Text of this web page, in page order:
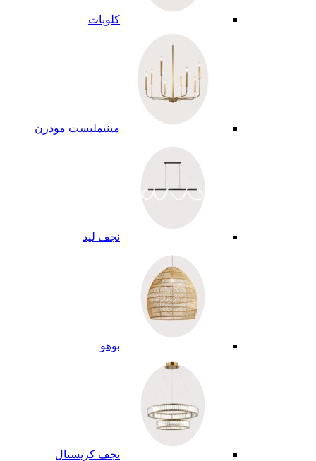
كلوبات
مينيمليست مودرن
نجف ليد
بوهو
نجف كريستال